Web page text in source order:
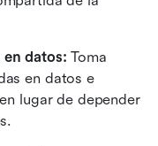
en datos: Toma
en datos e
lugar de depender